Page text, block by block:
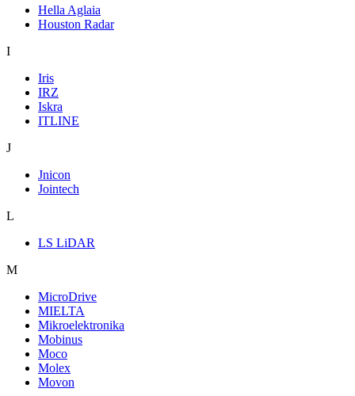
Hella Aglaia
Houston Radar
I
Iris
IRZ
Iskra
ITLINE
J
Jnicon
Jointech
L
LS LiDAR
M
MicroDrive
MIELTA
Mikroelektronika
Mobinus
Moco
Molex
Movon